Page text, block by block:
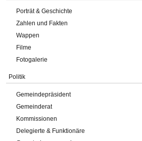
Porträt & Geschichte
Zahlen und Fakten
Wappen
Filme
Fotogalerie
Politik
Gemeindepräsident
Gemeinderat
Kommissionen
Delegierte & Funktionäre